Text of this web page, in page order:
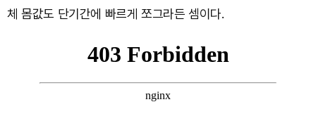
체 몸값도 단기간에 빠르게 쪼그라든 셈이다.